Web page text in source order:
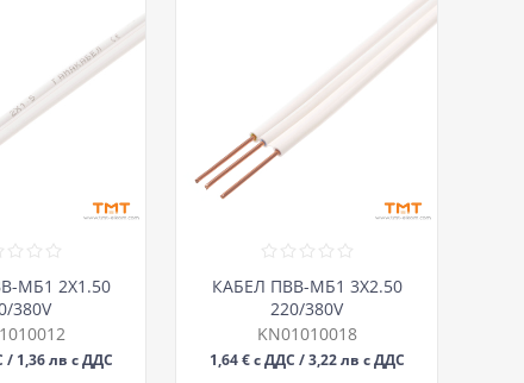
МБ1 2Х1.50
380V
/ 1,36 лв с ДДС
КАБЕЛ ПВВ-МБ1 3Х2.50
220/380V
KN01010018
1,64 € с ДДС / 3,22 лв с ДДС